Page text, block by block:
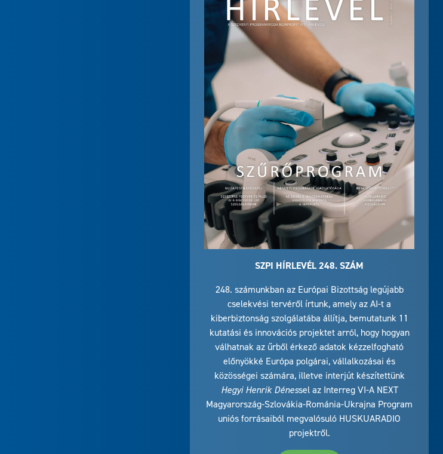
SZPI HÍRLEVÉL 248. SZÁM
248. számunkban az Európai Bizottság legújabb
cselekvési tervéről írtunk, amely az AI-t a
kiberbiztonság szolgálatába állítja, bemutatunk 11
kutatási és innovációs projektet arról, hogy hogyan
válhatnak az űrből érkező adatok kézzelfogható
előnyökké Európa polgárai, vállalkozásai és
közösségei számára, illetve interjút készítettünk
Hegyi Henrik Dénessel az Interreg VI-A NEXT
Magyarország-Szlovákia-Románia-Ukrajna Program
uniós forrásaiból megvalósuló HUSKUARADIO
projektről.